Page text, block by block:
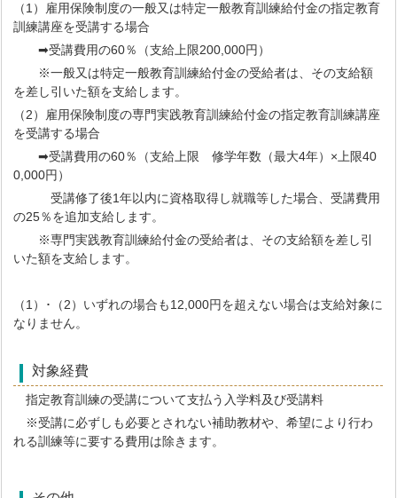
（1）雇用保険制度の一般又は特定一般教育訓練給付金の指定教育
訓練講座を受講する場合
➡受講費用の60％（支給上限200,000円）
※一般又は特定一般教育訓練給付金の受給者は、その支給額
を差し引いた額を支給します。
（2）雇用保険制度の専門実践教育訓練給付金の指定教育訓練講座
を受講する場合
➡受講費用の60％（支給上限 修学年数（最大4年）×上限40
0,000円）
受講修了後1年以内に資格取得し就職等した場合、受講費用
の25％を追加支給します。
※専門実践教育訓練給付金の受給者は、その支給額を差し引
いた額を支給します。
（1）･（2）いずれの場合も12,000円を超えない場合は支給対象に
なりません。
対象経費
指定教育訓練の受講について支払う入学料及び受講料
※受講に必ずしも必要とされない補助教材や、希望により行わ
れる訓練等に要する費用は除きます。